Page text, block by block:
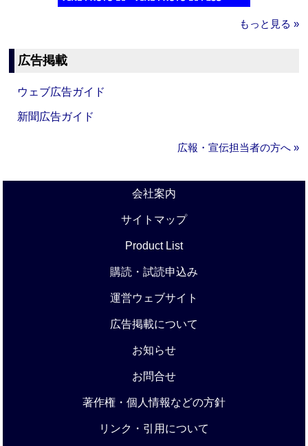
もっと見る »
広告掲載
ウェブ広告ガイド
新聞広告ガイド
広報・宣伝担当者の方へ »
会社案内
サイトマップ
Product List
購読・試読申込み
運営ウェブサイト
広告掲載について
お知らせ
お問合せ
著作権・個人情報などの方針
リンク・引用について